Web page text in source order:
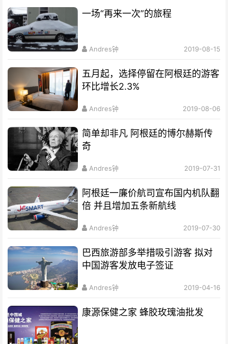
一场“再来一次”的旅程
Andres钟 2019-08-15
五月起，选择停留在阿根廷的游客
环比增长2.3%
Andres钟 2019-08-06
简单却非凡 阿根廷的博尔赫斯传
奇
Andres钟 2019-07-31
阿根廷一廉价航司宣布国内机队翻
倍 并且增加五条新航线
Andres钟 2019-07-30
巴西旅游部多举措吸引游客 拟对
中国游客发放电子签证
Andres钟 2019-04-16
康源保健之家 蜂胶玫瑰油批发